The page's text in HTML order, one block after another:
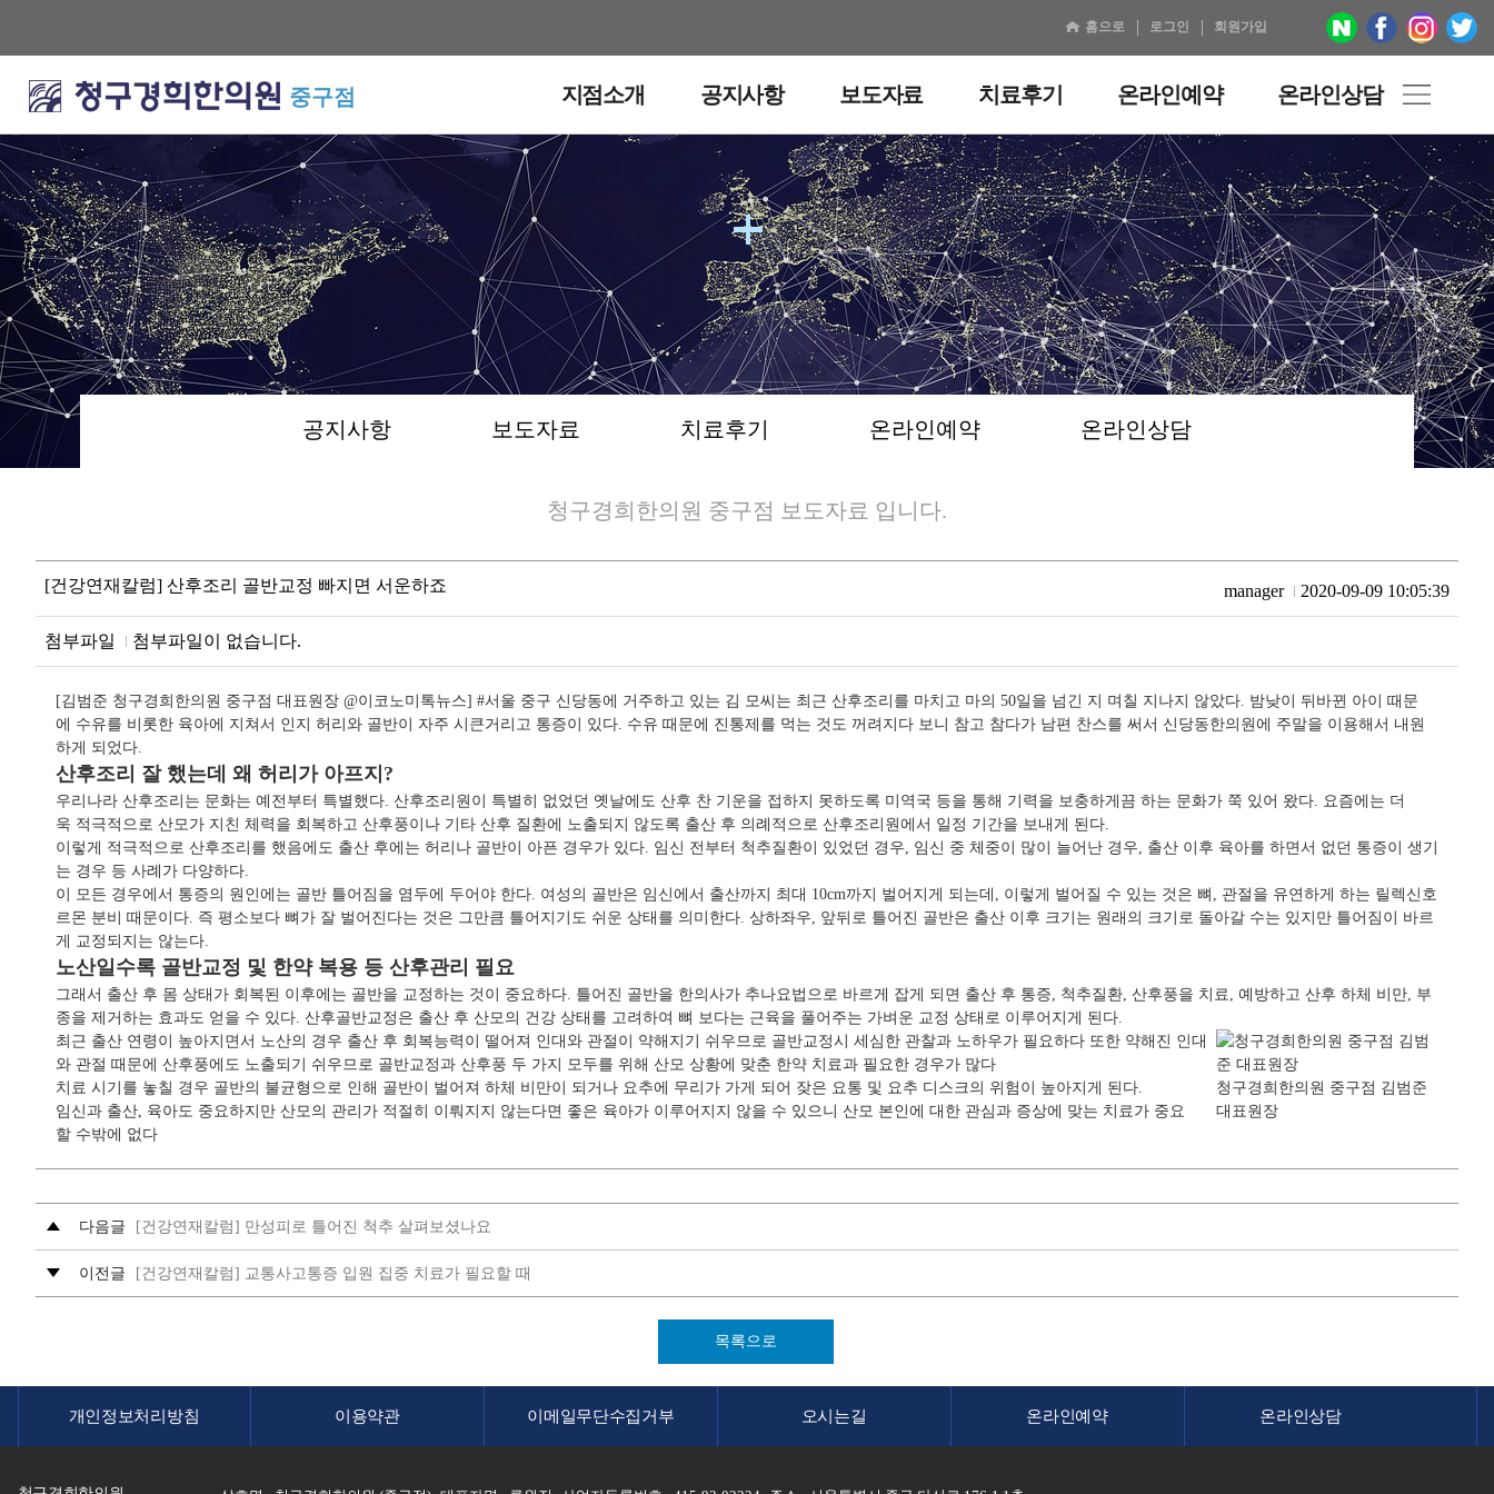
홈으로 로그인 회원가입
중구점 지점소개 공지사항 보도자료 치료후기 온라인예약 온라인상담
공지사항 보도자료 치료후기 온라인예약 온라인상담
보도자료
청구경희한의원 중구점 보도자료 입니다.
[건강연재칼럼] 산후조리 골반교정 빠지면 서운하죠 manager 2020-09-09 10:05:39
첨부파일 첨부파일이 없습니다.
[김범준 청구경희한의원 중구점 대표원장 @이코노미톡뉴스] #서울 중구 신당동에 거주하고 있는 김 모씨는 최근 산후조리를 마치고 마의 50일을 넘긴 지 며칠 지나지 않았다. 밤낮이 뒤바뀐 아이 때문
에 수유를 비롯한 육아에 지쳐서 인지 허리와 골반이 자주 시큰거리고 통증이 있다. 수유 때문에 진통제를 먹는 것도 꺼려지다 보니 참고 참다가 남편 찬스를 써서 신당동한의원에 주말을 이용해서 내원
하게 되었다.
산후조리 잘 했는데 왜 허리가 아프지?
우리나라 산후조리는 문화는 예전부터 특별했다. 산후조리원이 특별히 없었던 옛날에도 산후 찬 기운을 접하지 못하도록 미역국 등을 통해 기력을 보충하게끔 하는 문화가 쭉 있어 왔다. 요즘에는 더
욱 적극적으로 산모가 지친 체력을 회복하고 산후풍이나 기타 산후 질환에 노출되지 않도록 출산 후 의례적으로 산후조리원에서 일정 기간을 보내게 된다.
이렇게 적극적으로 산후조리를 했음에도 출산 후에는 허리나 골반이 아픈 경우가 있다. 임신 전부터 척추질환이 있었던 경우, 임신 중 체중이 많이 늘어난 경우, 출산 이후 육아를 하면서 없던 통증이 생기
는 경우 등 사례가 다양하다.
이 모든 경우에서 통증의 원인에는 골반 틀어짐을 염두에 두어야 한다. 여성의 골반은 임신에서 출산까지 최대 10cm까지 벌어지게 되는데, 이렇게 벌어질 수 있는 것은 뼈, 관절을 유연하게 하는 릴렉신호
르몬 분비 때문이다. 즉 평소보다 뼈가 잘 벌어진다는 것은 그만큼 틀어지기도 쉬운 상태를 의미한다. 상하좌우, 앞뒤로 틀어진 골반은 출산 이후 크기는 원래의 크기로 돌아갈 수는 있지만 틀어짐이 바르
게 교정되지는 않는다.
노산일수록 골반교정 및 한약 복용 등 산후관리 필요
그래서 출산 후 몸 상태가 회복된 이후에는 골반을 교정하는 것이 중요하다. 틀어진 골반을 한의사가 추나요법으로 바르게 잡게 되면 출산 후 통증, 척추질환, 산후풍을 치료, 예방하고 산후 하체 비만, 부
종을 제거하는 효과도 얻을 수 있다. 산후골반교정은 출산 후 산모의 건강 상태를 고려하여 뼈 보다는 근육을 풀어주는 가벼운 교정 상태로 이루어지게 된다.
청구경희한의원 중구점 김범준
대표원장
최근 출산 연령이 높아지면서 노산의 경우 출산 후 회복능력이 떨어져 인대와 관절이 약해지기 쉬우므로 골반교정시 세심한 관찰과 노하우가 필요하다 또한 약해진 인대
와 관절 때문에 산후풍에도 노출되기 쉬우므로 골반교정과 산후풍 두 가지 모두를 위해 산모 상황에 맞춘 한약 치료과 필요한 경우가 많다
치료 시기를 놓칠 경우 골반의 불균형으로 인해 골반이 벌어져 하체 비만이 되거나 요추에 무리가 가게 되어 잦은 요통 및 요추 디스크의 위험이 높아지게 된다.
임신과 출산, 육아도 중요하지만 산모의 관리가 적절히 이뤄지지 않는다면 좋은 육아가 이루어지지 않을 수 있으니 산모 본인에 대한 관심과 증상에 맞는 치료가 중요
할 수밖에 없다
다음글 [건강연재칼럼] 만성피로 틀어진 척추 살펴보셨나요
이전글 [건강연재칼럼] 교통사고통증 입원 집중 치료가 필요할 때
목록으로
개인정보처리방침 이용약관 이메일무단수집거부 오시는길 온라인예약 온라인상담